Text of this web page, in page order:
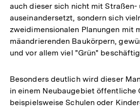
auch dieser sich nicht mit Straßen-
auseinandersetzt, sondern sich
zweidimensionalen Planungen mit
mäandrierenden Baukörpern,
und vor allem viel "Grün"
Besonders deutlich wird dieser
in einem Neubaugebiet öffentliche
beispielsweise Schulen oder